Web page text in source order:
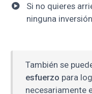
Si no quieres
ninguna
También se
esfuerzo para
necesariamente